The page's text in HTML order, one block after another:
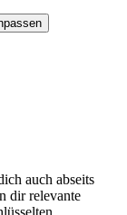
auch abseits
dir relevante